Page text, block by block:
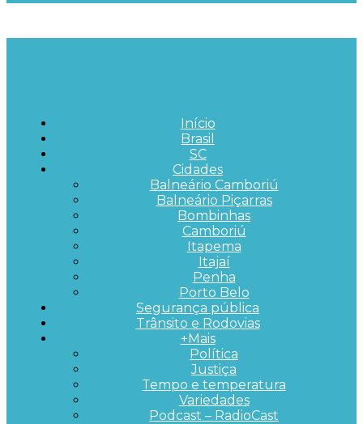
Início
Brasil
SC
Cidades
Balneário Camboriú
Balneário Piçarras
Bombinhas
Camboriú
Itapema
Itajaí
Penha
Porto Belo
Segurança pública
Trânsito e Rodovias
+Mais
Política
Justiça
Tempo e temperatura
Variedades
Podcast – RadioCast